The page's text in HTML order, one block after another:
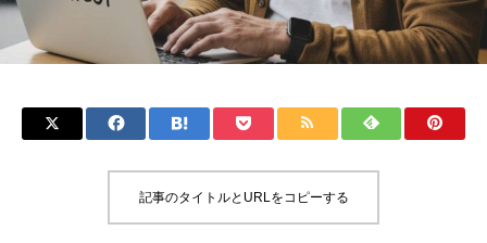
記事のタイトルとURLをコピーする